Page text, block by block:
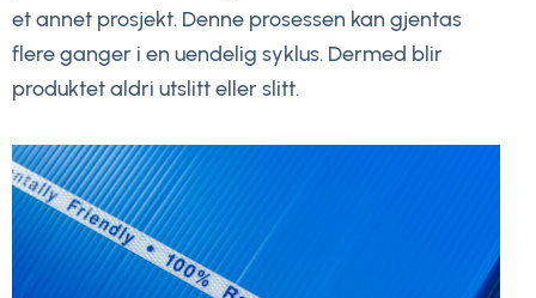
et annet prosjekt. Denne prosessen kan gjentas
flere ganger i en uendelig syklus. Dermed blir
produktet aldri utslitt eller slitt.